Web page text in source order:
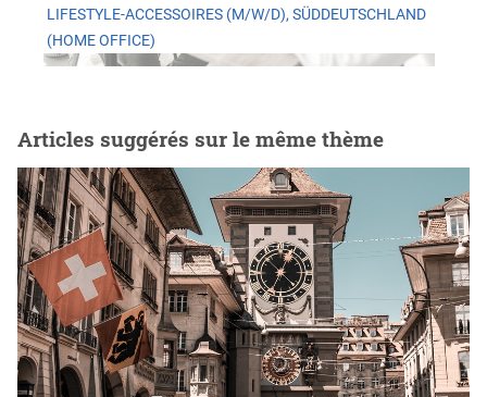
LIFESTYLE-ACCESSOIRES (M/W/D), SÜDDEUTSCHLAND
(HOME OFFICE)
Articles suggérés sur le même thème